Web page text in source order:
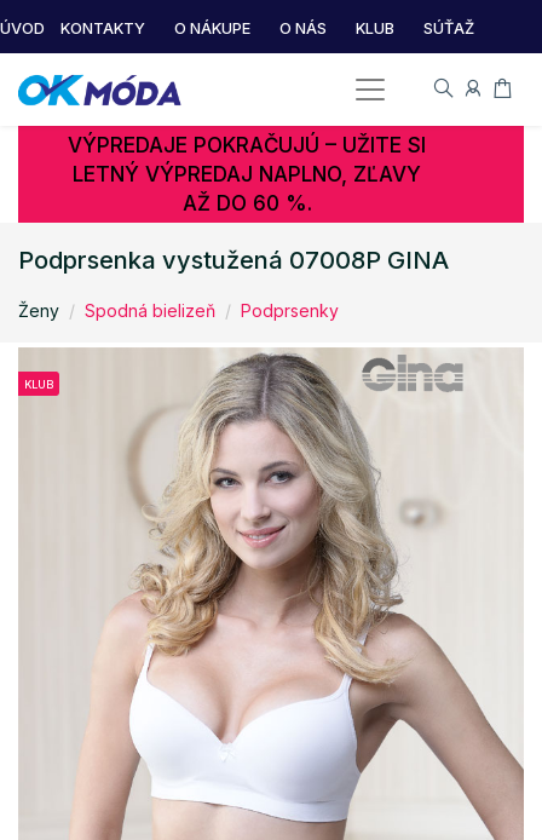
ÚVOD KONTAKTY O NÁKUPE O NÁS KLUB SÚŤAŽ
VÝPREDAJE POKRAČUJÚ – UŽITE SI
LETNÝ VÝPREDAJ NAPLNO, ZĽAVY
AŽ DO 60 %.
Podprsenka vystužená 07008P GINA
Ženy Spodná bielizeň Podprsenky
KLUB